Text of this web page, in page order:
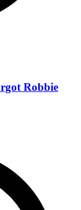
Robbie